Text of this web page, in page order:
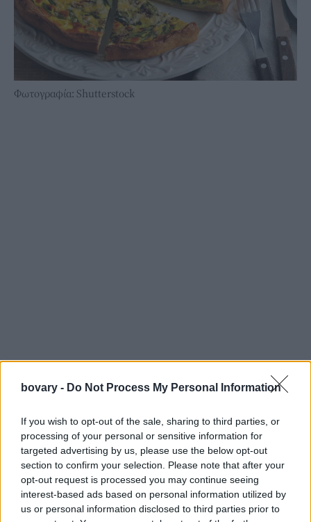
bovary - Do Not Process My Personal Information
If you wish to opt-out of the sale, sharing to third parties, or
processing of your personal or sensitive information for
targeted advertising by us, please use the below opt-out
section to confirm your selection. Please note that after your
opt-out request is processed you may continue seeing
interest-based ads based on personal information utilized by
us or personal information disclosed to third parties prior to
Φωτογραφία: Shutterstock
Τάρτα με σπανάκι και ξινομυζήθρα
1 πακέτο έτοιμη ζύμη τάρτας ή 1 δόση σπιτική
750 γρ. σπανάκι, καθαρισμένο και ψιλοκομμένο
2 φλ. ξινομυζήθρα, χοντροτριμμένη
3αυγά, χτυπημένα
αλάτι
φρεσκοτριμμένο πιπέρι